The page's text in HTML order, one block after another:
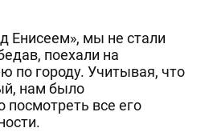
Енисеем», мы не стали
поехали на
по городу. Учитывая, что
нам было
посмотреть все его